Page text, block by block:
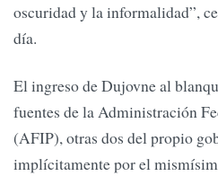
oscuridad y la informalidad”,
día.
El ingreso de Dujovne al
fuentes de la Administración
(AFIP), otras dos del propio
implícitamente por el